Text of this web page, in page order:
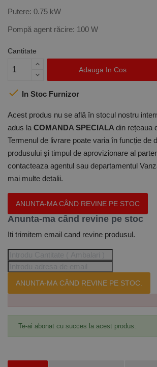
Putere: 0.75 kW
Pompă agent răcire: 100 W
Cantitate
Adauga In Cos
 In Stoc Furnizor
Acest produs nu se află în stocul nostru
adus la COMANDA SPECIALA din rețeaua
Termenul de livrare poate varia în funcție de
produsului și timpul de aprovizionare al
contacteaza agentul sau departamentul
mai multe detalii.
ANUNTA-MA CÂND REVINE PE STOC
Anunta-ma când revine pe stoc
Iti trimitem email cand revine produsul.
ANUNTA-MA CÂND REVINE PE STOC.
Te-ai abonat cu succes la acest produs.